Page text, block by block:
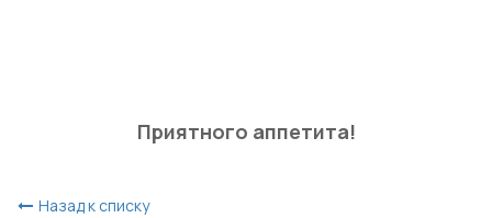
Приятного аппетита!
Назад к списку